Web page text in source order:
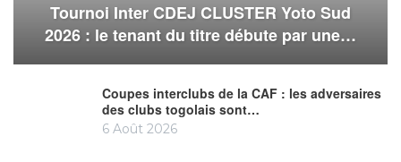
Tournoi Inter CDEJ CLUSTER Yoto Sud
2026 : le tenant du titre débute par une…
Coupes interclubs de la CAF : les adversaires
des clubs togolais sont…
6 Août 2026